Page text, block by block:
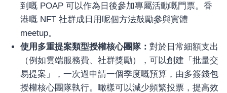
到嘅 POAP 可以作為日後參加專屬活動嘅門票。香
港嘅 NFT 社群成日用呢個方法鼓勵參與實體
meetup。
使用多重提案類型授權核心團隊： 對於日常細額支出
（例如雲端服務費、社群獎勵），可以創建「批量交
易提案」，一次過申請一個季度嘅預算，由多簽錢包
授權核心團隊執行。噉樣可以減少頻繁投票，提高效